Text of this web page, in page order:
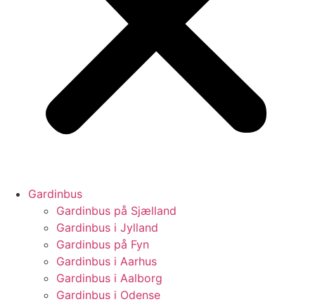
Gardinbus
Gardinbus på Sjælland
Gardinbus i Jylland
Gardinbus på Fyn
Gardinbus i Aarhus
Gardinbus i Aalborg
Gardinbus i Odense